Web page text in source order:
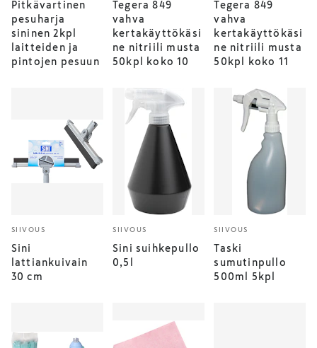
Pitkävartinen
pesuharja
sininen 2kpl
laitteiden ja
pintojen pesuun
Tegera 849
vahva
kertakäyttökäsi
ne nitriili musta
50kpl koko 10
Tegera 849
vahva
kertakäyttökäsi
ne nitriili musta
50kpl koko 11
SIIVOUS
Sini
lattiankuivain
30 cm
SIIVOUS
Sini suihkepullo
0,5l
SIIVOUS
Taski
sumutinpullo
500ml 5kpl